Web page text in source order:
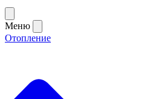
Меню
Отопление